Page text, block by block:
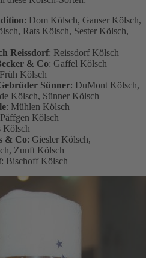
: Dom Kölsch, Ganser Kölsch,
Rats Kölsch, Sester Kölsch,
Reissdorf: Reissdorf Kölsch
& Co: Gaffel Kölsch
Kölsch
Sünner: DuMont Kölsch,
Kölsch, Sünner Kölsch
: Mühlen Kölsch
Kölsch
Kölsch
& Co: Giesler Kölsch,
Zunft Kölsch
: Bischoff Kölsch